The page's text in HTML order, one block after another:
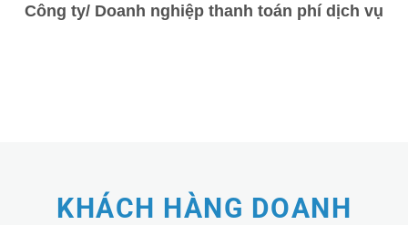
Công ty/ Doanh nghiệp thanh toán phí dịch vụ
KHÁCH HÀNG DOANH